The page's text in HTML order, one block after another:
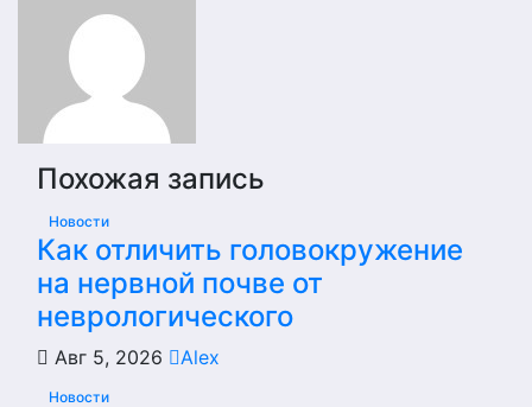
Похожая запись
Новости
Как отличить головокружение
на нервной почве от
неврологического
Авг 5, 2026 Alex
Новости